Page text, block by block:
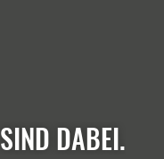
DABEI.